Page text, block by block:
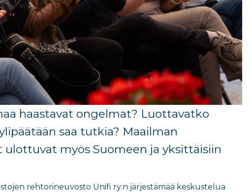
haastavat ongelmat? Luottavatko
saa tutkia? Maailman
myös Suomeen ja yksittäisiin
rehtorineuvosto Unifi ry:n järjestämää keskustelua